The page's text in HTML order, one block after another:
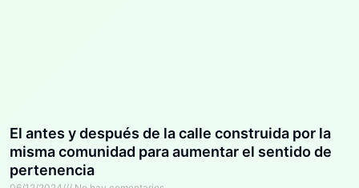
El antes y después de la calle construida por la
misma comunidad para aumentar el sentido de
pertenencia